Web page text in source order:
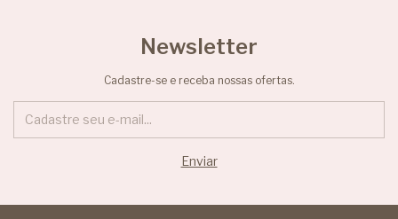
Newsletter
Cadastre-se e receba nossas ofertas.